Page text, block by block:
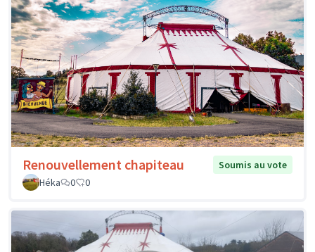
Renouvellement chapiteau
Soumis au vote
Héka
0 0